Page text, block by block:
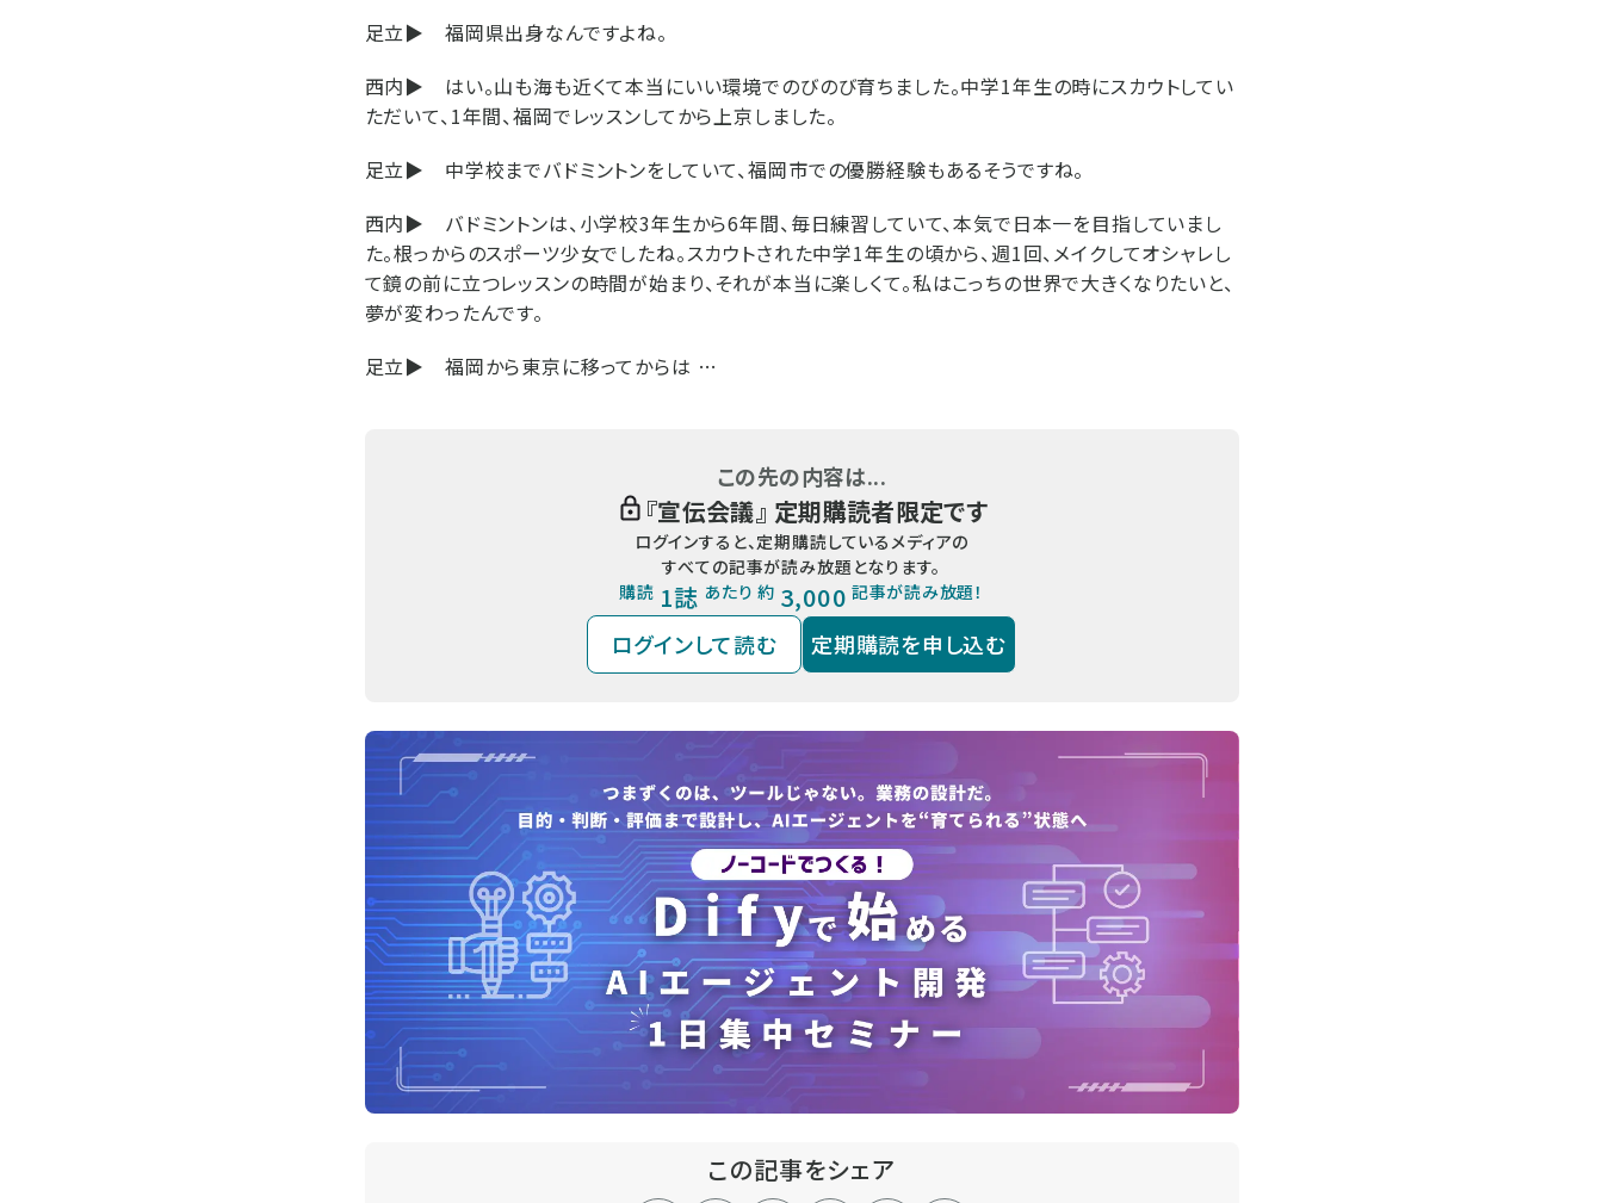
足立▶ 福岡県出身なんですよね。
西内▶ はい。山も海も近くて本当にいい環境でのびのび育ちました。中学1年生の時にスカウトしてい
ただいて、1年間、福岡でレッスンしてから上京しました。
足立▶ 中学校までバドミントンをしていて、福岡市での優勝経験もあるそうですね。
西内▶ バドミントンは、小学校3年生から6年間、毎日練習していて、本気で日本一を目指していまし
た。根っからのスポーツ少女でしたね。スカウトされた中学1年生の頃から、週1回、メイクしてオシャレし
て鏡の前に立つレッスンの時間が始まり、それが本当に楽しくて。私はこっちの世界で大きくなりたいと、
夢が変わったんです。
足立▶ 福岡から東京に移ってからは …
この先の内容は...
『宣伝会議』 定期購読者限定です
ログインすると、定期購読しているメディアの
すべての記事が読み放題となります。
購読 1誌 あたり 約 3,000 記事が読み放題！
ログインして読む 定期購読を申し込む
この記事をシェア